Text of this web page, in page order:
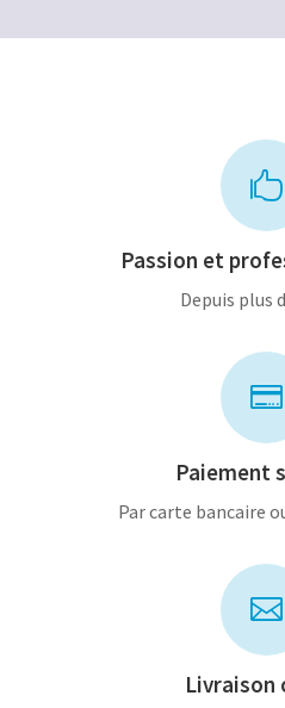

Passion et
Depuis plus

Paiement
Par carte bancaire

Livraison